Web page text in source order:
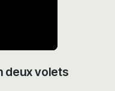
deux volets